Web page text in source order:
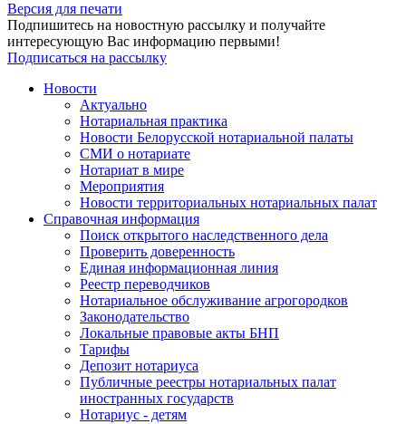
Версия для печати
Подпишитесь на новостную рассылку и получайте
интересующую Вас информацию первыми!
Подписаться на рассылку
Новости
Актуально
Нотариальная практика
Новости Белорусской нотариальной палаты
СМИ о нотариате
Нотариат в мире
Мероприятия
Новости территориальных нотариальных палат
Справочная информация
Поиск открытого наследственного дела
Проверить доверенность
Единая информационная линия
Реестр переводчиков
Нотариальное обслуживание агрогородков
Законодательство
Локальные правовые акты БНП
Тарифы
Депозит нотариуса
Публичные реестры нотариальных палат
иностранных государств
Нотариус - детям